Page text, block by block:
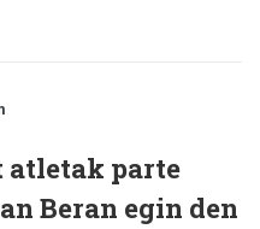
atletak parte
Beran egin den